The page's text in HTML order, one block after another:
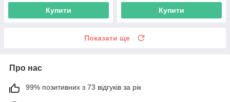
Купити Купити
Показати ще
Про нас
99% позитивних з 73 відгуків за рік